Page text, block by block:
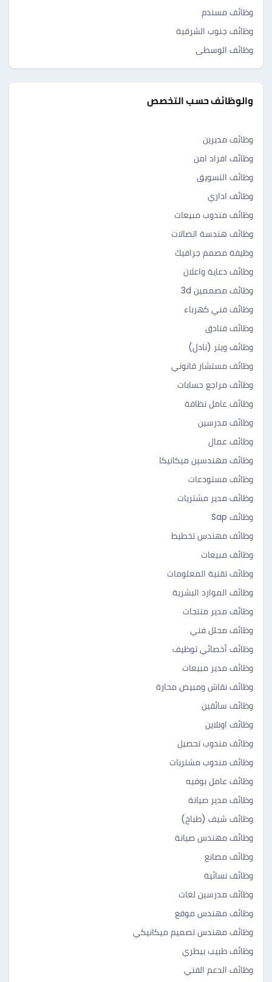
وظائف مسندم
وظائف جنوب الشرقية
وظائف الوسطى
والوظائف حسب التخصص
وظائف مديرين
وظائف افراد امن
وظائف التسويق
وظائف اداري
وظائف مندوب مبيعات
وظائف هندسة اتصالات
وظيفة مصمم جرافيك
وظائف دعاية واعلان
وظائف مصممين 3d
وظائف فني كهرباء
وظائف فنادق
وظائف ويتر (نادل)
وظائف مستشار قانوني
وظائف مراجع حسابات
وظائف عامل نظافة
وظائف مدرسين
وظائف عمال
وظائف مهندسين ميكانيكا
وظائف مستودعات
وظائف مدير مشتريات
وظائف Sap
وظائف مهندس تخطيط
وظائف مبيعات
وظائف تقنية المعلومات
وظائف الموارد البشرية
وظائف مدير منتجات
وظائف محلل فني
وظائف أخصائي توظيف
وظائف مدير مبيعات
وظائف نقاش ومبيض محارة
وظائف سائقين
وظائف اونلاين
وظائف مندوب تحصيل
وظائف مندوب مشتريات
وظائف عامل بوفيه
وظائف مدير صيانة
وظائف شيف (طباخ)
وظائف مهندس صيانة
وظائف مصانع
وظائف نسائية
وظائف مدرسين لغات
وظائف مهندس موقع
وظائف مهندس تصميم ميكانيكي
وظائف طبيب بيطري
وظائف الدعم الفني